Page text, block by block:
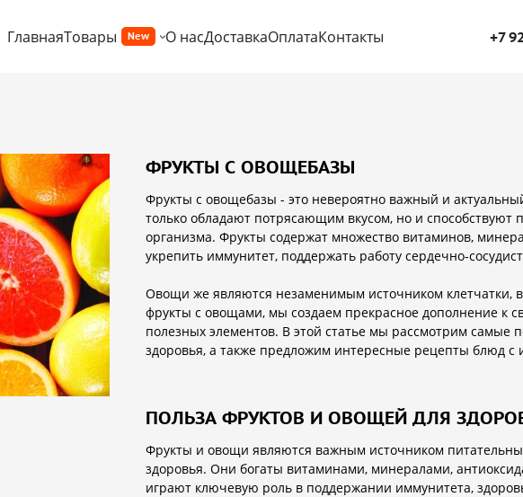
ГлавнаяТовары New О насДоставкаОплатаКонтакты +7
ФРУКТЫ С ОВОЩЕБАЗЫ
Фрукты с овощебазы - это невероятно важный и
только обладают потрясающим вкусом, но и
организма. Фрукты содержат множество витаминов,
укрепить иммунитет, поддержать работу сердечно-
Овощи же являются незаменимым источником клетчатки,
фрукты с овощами, мы создаем прекрасное дополнение к
полезных элементов. В этой статье мы рассмотрим самые
здоровья, а также предложим интересные рецепты блюд с
ПОЛЬЗА ФРУКТОВ И ОВОЩЕЙ ДЛЯ
Фрукты и овощи являются важным источником
здоровья. Они богаты витаминами, минералами,
играют ключевую роль в поддержании иммунитета,